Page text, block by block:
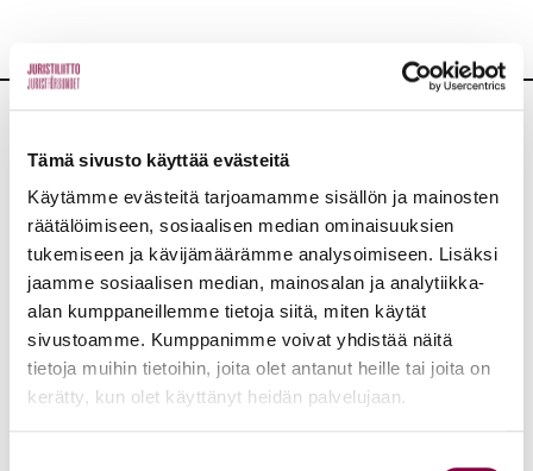
Tämä sivusto käyttää evästeitä
Käytämme evästeitä tarjoamamme sisällön ja mainosten
räätälöimiseen, sosiaalisen median ominaisuuksien
tukemiseen ja kävijämäärämme analysoimiseen. Lisäksi
jaamme sosiaalisen median, mainosalan ja analytiikka-
alan kumppaneillemme tietoja siitä, miten käytät
sivustoamme. Kumppanimme voivat yhdistää näitä
tietoja muihin tietoihin, joita olet antanut heille tai joita on
kerätty, kun olet käyttänyt heidän palvelujaan.
Lisää uutisia
KAIKKI UUTISET
Koulutukset ja Tapahtumat 8.8.2026
SAKKE 2026